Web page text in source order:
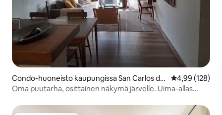
Condo-huoneisto kaupungissa San Carlos de
Bariloche
4,99 (128)
Oma puutarha, osittainen näkymä järvelle. Uima-allas